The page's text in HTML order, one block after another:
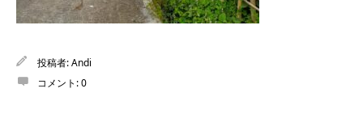
投稿者:Andi
コメント:0